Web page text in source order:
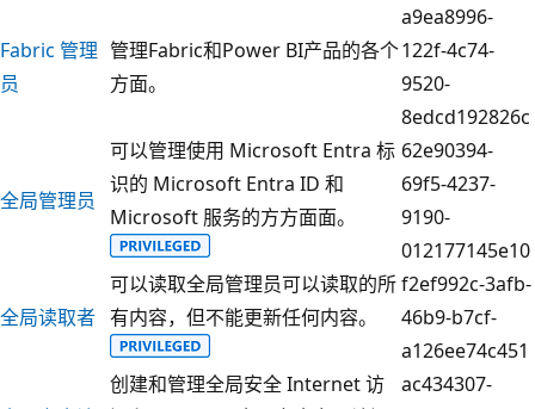
Fabric 管理
员
管理Fabric和Power BI产品的各个
方面。
a9ea8996-
122f-4c74-
9520-
8edcd192826c
全局管理员
可以管理使用 Microsoft Entra 标
识的 Microsoft Entra ID 和
Microsoft 服务的方方面面。
62e90394-
69f5-4237-
9190-
012177145e10
全局读取者
可以读取全局管理员可以读取的所
有内容，但不能更新任何内容。
f2ef992c-3afb-
46b9-b7cf-
a126ee74c451
创建和管理全局安全 Internet 访
ac434307-